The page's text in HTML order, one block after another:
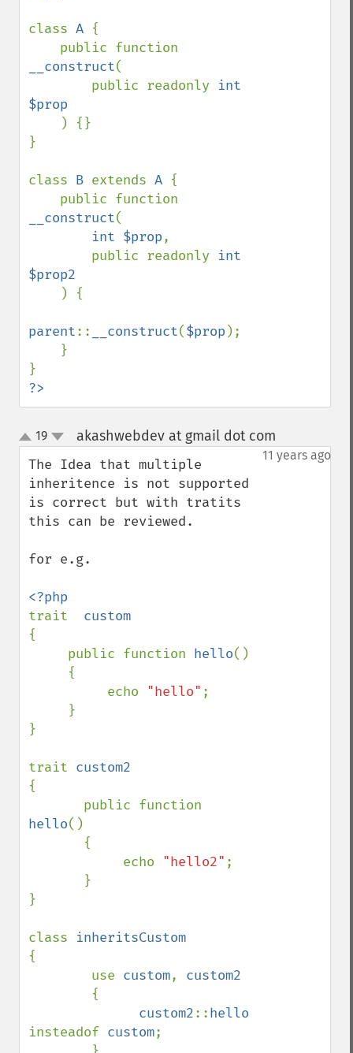
class A {
__construct(
        public readonly
int
$prop
) {}
}
class B extends A {
__construct(
int $prop,
        public readonly
int
$prop2
) {
parent:: __construct($prop );
?>
up
down
19 akashwebdev at gmail dot com
11 years ago
The Idea that multiple
inheritence is not supported
is correct but with tratits
this can be reviewed.
for e.g.
trait
{
     public function
hello()
          echo
"hello" ;
}
trait
{
hello()
            echo
"hello2" ;
}
class
{
        use
custom, custom2
{
custom2::
insteadof custom;